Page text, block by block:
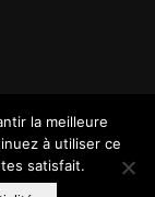
la meilleure
à utiliser ce
satisfait.
us